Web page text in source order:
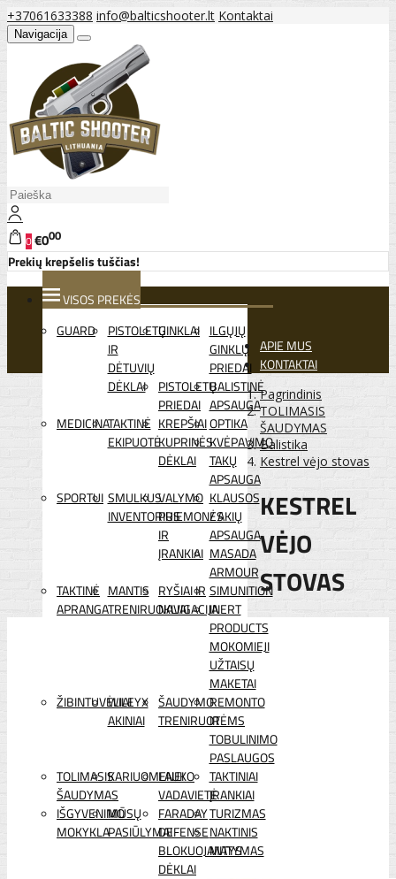
+37061633388 info@balticshooter.lt Kontaktai
Navigacija
0€000
Prekių krepšelis tuščias!
VISOS PREKĖS
GUARD
PISTOLETŲ
IR
DĖTUVIŲ
DĖKLAI
GINKLAI ILGŲJŲ
GINKLŲ
PRIEDAI
PISTOLETŲ
PRIEDAI
BALISTINĖ
APSAUGA
MEDICINATAKTINĖ
EKIPUOTĖ
KREPŠIAI
KUPRINĖS
DĖKLAI
OPTIKA
KVĖPAVIMO
TAKŲ
APSAUGA
SPORTUI SMULKUS
INVENTORIUS
VALYMO
PRIEMONĖS
IR
ĮRANKIAI
KLAUSOS
/ AKIŲ
APSAUGA
MASADA
ARMOUR
TAKTINĖ
APRANGA
MANTIS
TRENIRUOKLIAI
RYŠIAI IR
NAVIGACIJA
SIMUNITION
INERT
PRODUCTS
MOKOMIEJI
UŽTAISŲ
MAKETAI
ŽIBINTUVĖLIAI
WILEYX
AKINIAI
ŠAUDYMO
TRENIRUOTĖMS
REMONTO
IR
TOBULINIMO
PASLAUGOS
TOLIMASIS
ŠAUDYMAS
KARIUOMENEI
LAUKO
VADAVIETĖ
TAKTINIAI
ĮRANKIAI
IŠGYVENIMO
MOKYKLA
MŪSŲ
PASIŪLYMAI
FARADAY
DEFENSE
BLOKUOJANTYS
DĖKLAI
TURIZMAS
NAKTINIS
MATYMAS
APIE MUS
KONTAKTAI
Pagrindinis
TOLIMASIS
ŠAUDYMAS
Balistika
Kestrel vėjo stovas
KESTREL
VĖJO
STOVAS